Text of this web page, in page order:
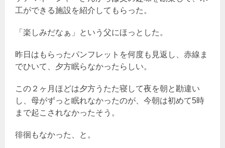
工ができる施設を紹介してもらった。
「楽しみだなぁ」という父にほっとした。
昨日はもらったパンフレットを何度も見返し、赤線ま
でひいて、夕方眠らなかったらしい。
この２ヶ月ほどは夕方うたた寝して夜を朝と勘違い
し、母がずっと眠れなかったのが、今朝は初めて5時
まで起こされなかったそう。
徘徊もなかった、と。